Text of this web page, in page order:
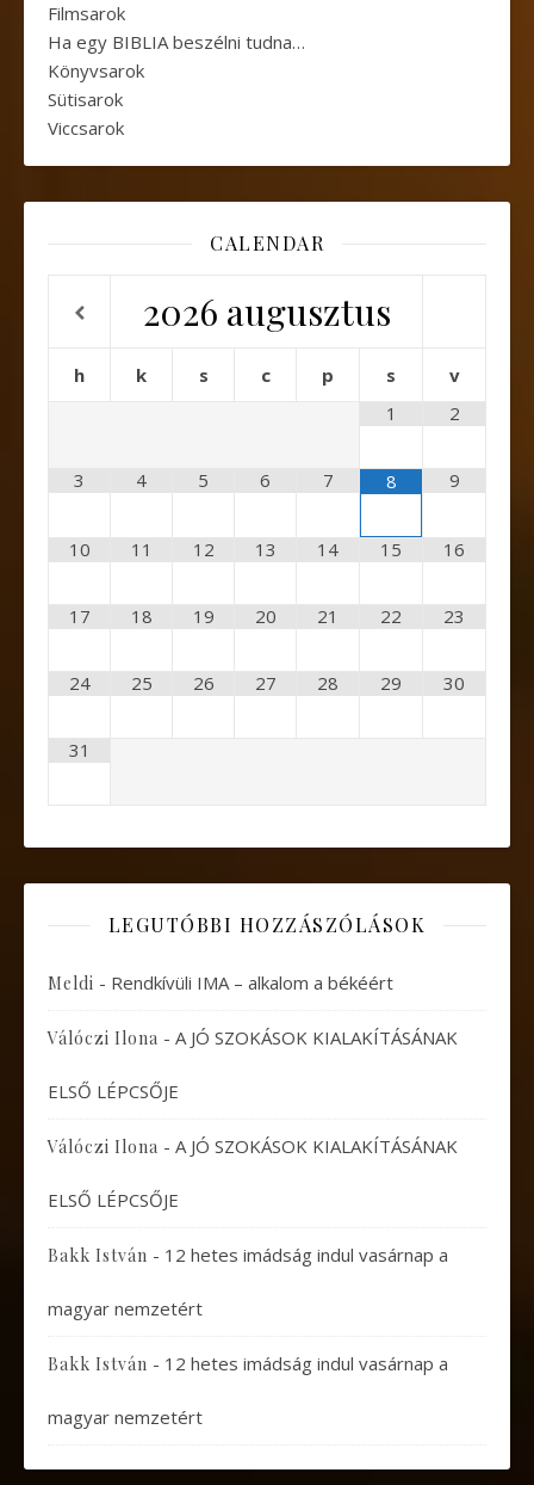
Filmsarok
Ha egy BIBLIA beszélni tudna…
Könyvsarok
Sütisarok
Viccsarok
CALENDAR
2026 augusztus
h k s c p s
v
1
2
3 4 5 6 7 8 9
10 11 12 13 14 15 16
17 18 19 20 21 22 23
24 25 26 27 28 29 30
31
LEGUTÓBBI HOZZÁSZÓLÁSOK
Meldi - Rendkívüli IMA – alkalom a békéért
Válóczi Ilona - A JÓ SZOKÁSOK KIALAKÍTÁSÁNAK
ELSŐ LÉPCSŐJE
Válóczi Ilona - A JÓ SZOKÁSOK KIALAKÍTÁSÁNAK
ELSŐ LÉPCSŐJE
Bakk István - 12 hetes imádság indul vasárnap a
magyar nemzetért
Bakk István - 12 hetes imádság indul vasárnap a
magyar nemzetért